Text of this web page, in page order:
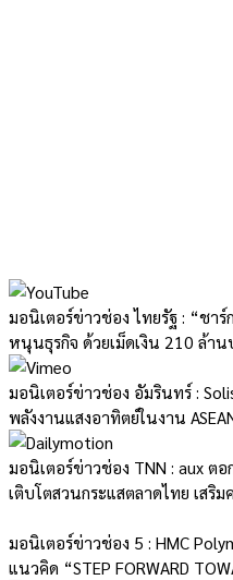
มอนิเตอร์ข่าวช่อง ไทยรัฐ : “ชา
หนุนธุรกิจ ด้วยเม็ดเงิน 210 ล้า
มอนิเตอร์ข่าวช่อง อัมรินทร์ :
พลังงานแสงอาทิตย์ในงาน
มอนิเตอร์ข่าวช่อง TNN : aux ต
เติบโตสวนกระแสตลาดไทย เสริ
มอนิเตอร์ข่าวช่อง 5 : HMC
แนวคิด “STEP FORWARD